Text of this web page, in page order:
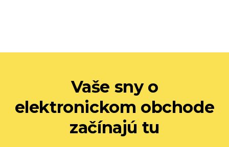
Vaše sny o
elektronickom obchode
začínajú tu